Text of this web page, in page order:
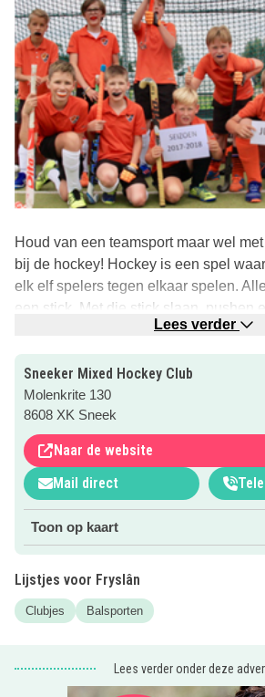
Houd van een teamsport maar wel
bij de hockey! Hockey is een spel
elk elf spelers tegen elkaar spelen.
een stick. Met die stick slaan, pushen
bal. Je mag de bal alleen met de platte
spelen en dus niet met je lichaam. De
lijnen van het veld blijven. Hockey
gevallen op kunstgras gespeeld. Het
meer doelpunten scoren dan de
jeugdteams komen kleinere teams
soms ook andere regels.
Wil je het eens proberen? Kijk dan
de club.
Er zijn zoveel leuke
eens bij onze categorie
Lees verder
Sneeker Mixed Hockey Club
Molenkrite 130
8608 XK Sneek
Naar de website
Mail direct
Toon op kaart
Lijstjes voor Fryslân
Clubjes Balsporten
Lees verder onder deze